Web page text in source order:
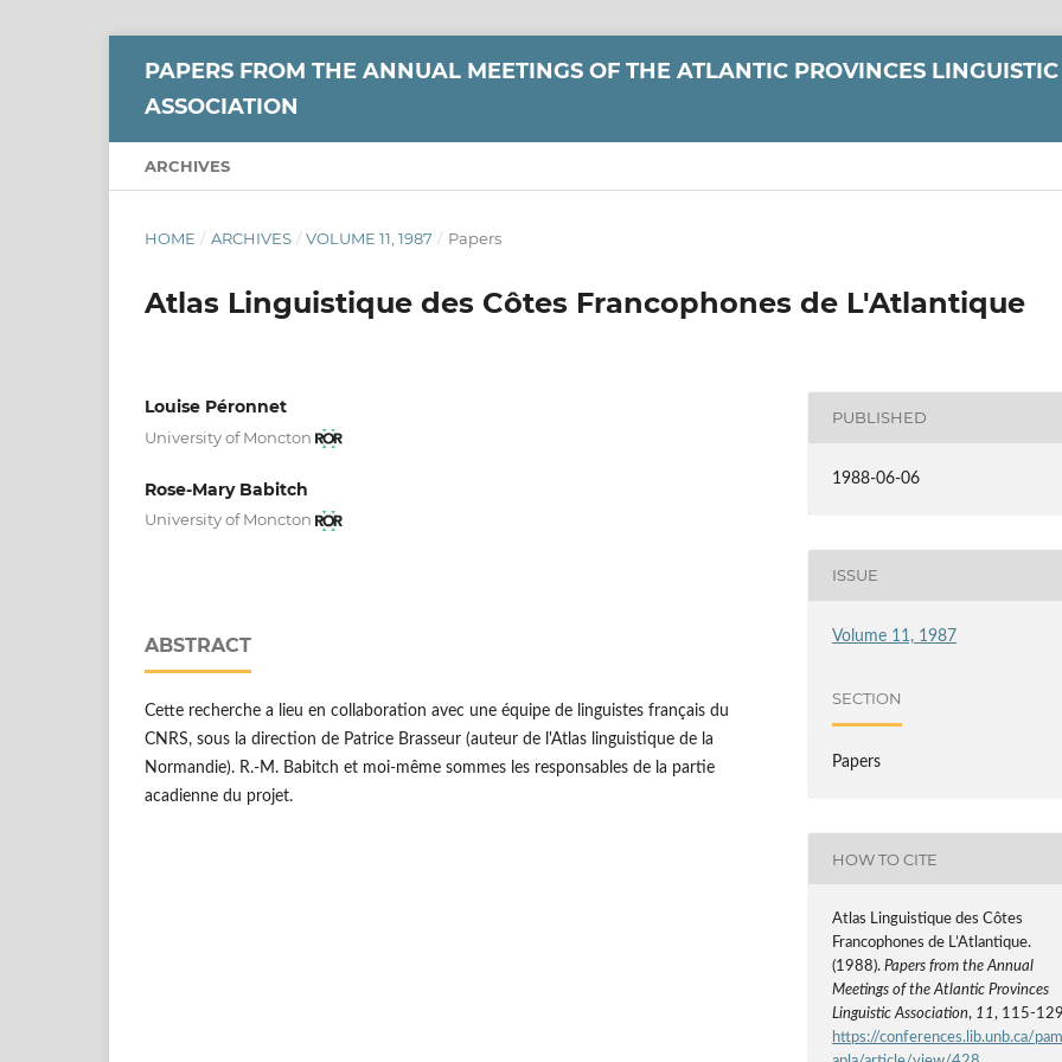
PAPERS FROM THE ANNUAL MEETINGS OF THE ATLANTIC PROVINCES LINGUISTIC
ASSOCIATION
ARCHIVES
HOME / ARCHIVES / VOLUME 11, 1987 / Papers
Atlas Linguistique des Côtes Francophones de L'Atlantique
Louise Péronnet
University of Moncton
Rose-Mary Babitch
University of Moncton
ABSTRACT
Cette recherche a lieu en collaboration avec une équipe de linguistes français du
CNRS, sous la direction de Patrice Brasseur (auteur de l'Atlas linguistique de la
Normandie). R.-M. Babitch et moi-même sommes les responsables de la partie
acadienne du projet.
PUBLISHED
1988-06-06
ISSUE
Volume 11, 1987
SECTION
Papers
HOW TO CITE
Atlas Linguistique des Côtes
Francophones de L’Atlantique.
(1988).Papers from the Annual
Meetings of the Atlantic Provinces
Linguistic Association, 11, 115-
https://conferences.lib.unb.ca/